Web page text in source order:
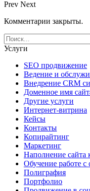
Prev Next
Комментарии закрыты.
Услуги
SEO продвижение
Ведение и
Внедрение CRM
Доменное имя
Другие услуги
Интернет-витрина
Кейсы
Контакты
Копирайтинг
Маркетинг
Наполнение сайта
Обучение работе с
Полиграфия
Портфолио